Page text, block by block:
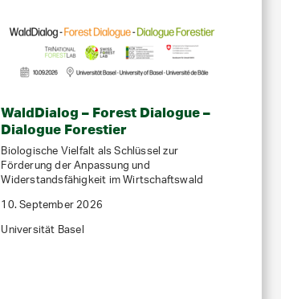
WaldDialog – Forest Dialogue –
Dialogue Forestier
Biologische Vielfalt als Schlüssel zur
Förderung der Anpassung und
Widerstandsfähigkeit im Wirtschaftswald
10. September 2026
Universität Basel